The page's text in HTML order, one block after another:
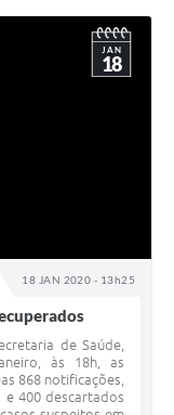
18 JAN 2020 - 13h25
JAN
18
de Saúde,
às 18h, as
868 notificações,
400 descartados